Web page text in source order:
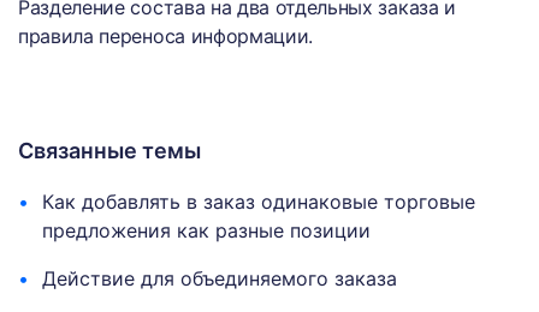
Разделение состава на два отдельных заказа и
правила переноса информации.
Связанные темы
Как добавлять в заказ одинаковые торговые
предложения как разные позиции
Действие для объединяемого заказа